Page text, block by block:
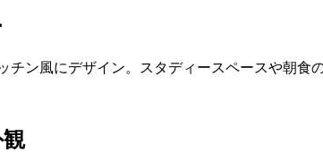
ン風にデザイン。スタディースペースや朝食